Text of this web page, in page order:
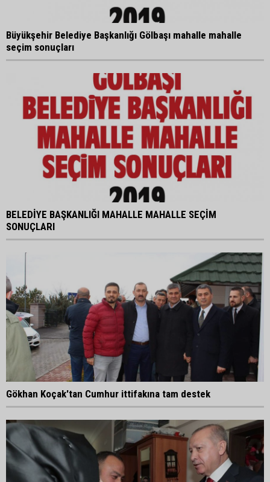
Büyükşehir Belediye Başkanlığı Gölbaşı mahalle mahalle
seçim sonuçları
BELEDİYE BAŞKANLIĞI MAHALLE MAHALLE SEÇİM
SONUÇLARI
Gökhan Koçak'tan Cumhur ittifakına tam destek